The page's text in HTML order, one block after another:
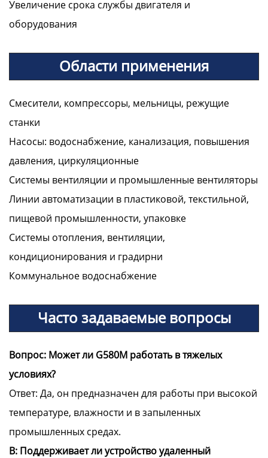
Увеличение срока службы двигателя и
оборудования
Области применения
Смесители, компрессоры, мельницы, режущие
станки
Насосы: водоснабжение, канализация, повышения
давления, циркуляционные
Системы вентиляции и промышленные вентиляторы
Линии автоматизации в пластиковой, текстильной,
пищевой промышленности, упаковке
Системы отопления, вентиляции,
кондиционирования и градирни
Коммунальное водоснабжение
Часто задаваемые вопросы
Вопрос: Может ли G580M работать в тяжелых
условиях?
Ответ: Да, он предназначен для работы при высокой
температуре, влажности и в запыленных
промышленных средах.
В: Поддерживает ли устройство удаленный